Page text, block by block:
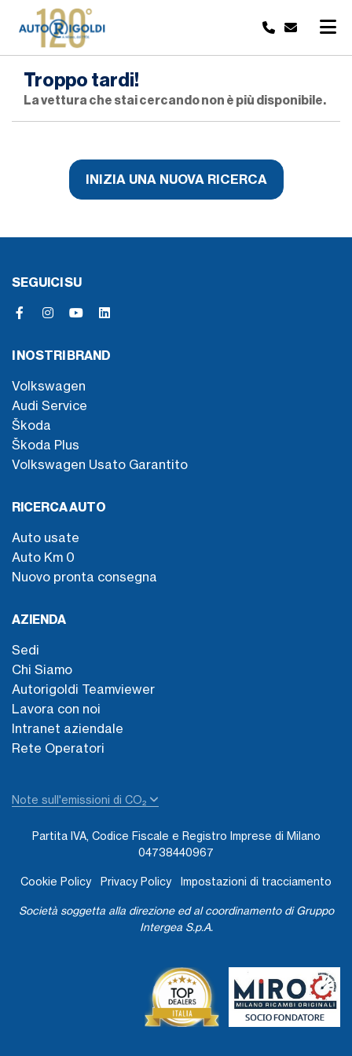
Troppo tardi!
La vettura che stai cercando non è più disponibile.
INIZIA UNA NUOVA RICERCA
SEGUICI SU
I NOSTRI BRAND
Volkswagen
Audi Service
Škoda
Škoda Plus
Volkswagen Usato Garantito
RICERCA AUTO
Auto usate
Auto Km 0
Nuovo pronta consegna
AZIENDA
Sedi
Chi Siamo
Autorigoldi Teamviewer
Lavora con noi
Intranet aziendale
Rete Operatori
Note sull'emissioni di CO₂
Partita IVA, Codice Fiscale e Registro Imprese di Milano
04738440967
Cookie Policy Privacy Policy Impostazioni di tracciamento
Società soggetta alla direzione ed al coordinamento di Gruppo
Intergea S.p.A.